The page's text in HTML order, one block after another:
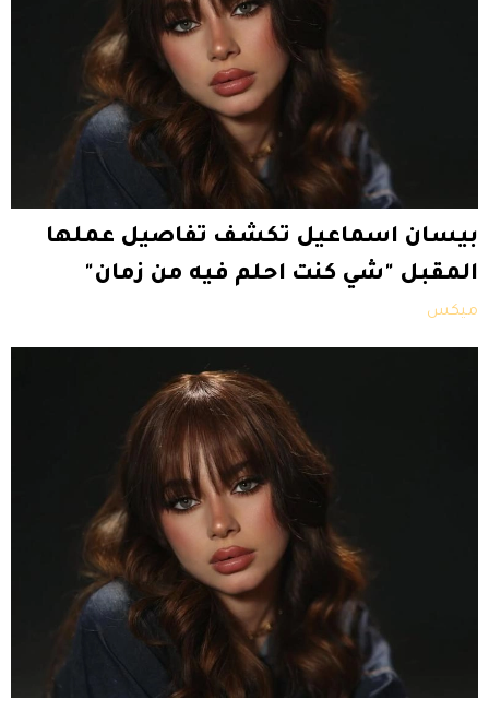
بيسان اسماعيل تكشف تفاصيل عملها
المقبل "شي كنت احلم فيه من زمان"
ميكس